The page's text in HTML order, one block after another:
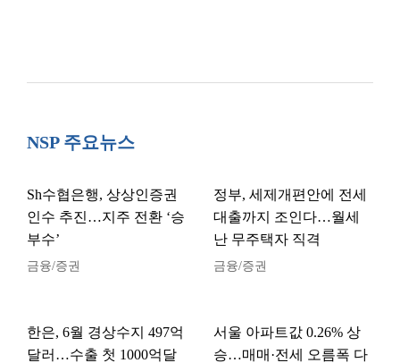
NSP 주요뉴스
Sh수협은행, 상상인증권
인수 추진…지주 전환 ‘승
부수’
금융/증권
정부, 세제개편안에 전세
대출까지 조인다…월세
난 무주택자 직격
금융/증권
한은, 6월 경상수지 497억
달러…수출 첫 1000억달
서울 아파트값 0.26% 상
승…매매·전세 오름폭 다